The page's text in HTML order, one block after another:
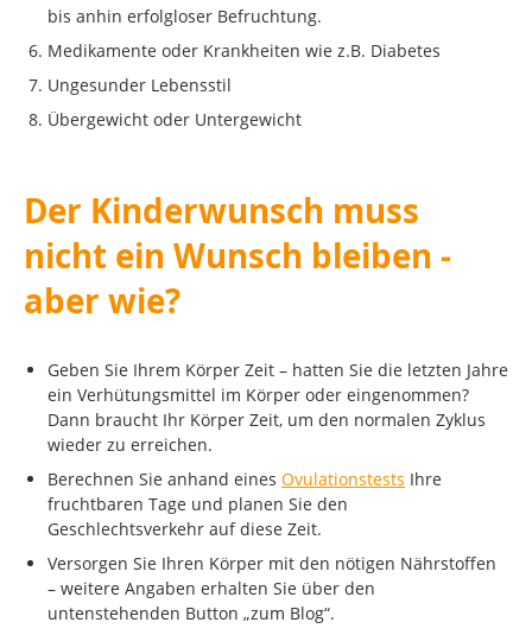
bis anhin erfolgloser Befruchtung.
Medikamente oder Krankheiten wie z.B. Diabetes
Ungesunder Lebensstil
Übergewicht oder Untergewicht
Der Kinderwunsch muss
nicht ein Wunsch bleiben -
aber wie?
Geben Sie Ihrem Körper Zeit – hatten Sie die letzten Jahre
ein Verhütungsmittel im Körper oder eingenommen?
Dann braucht Ihr Körper Zeit, um den normalen Zyklus
wieder zu erreichen.
Berechnen Sie anhand eines Ovulationstests Ihre
fruchtbaren Tage und planen Sie den
Geschlechtsverkehr auf diese Zeit.
Versorgen Sie Ihren Körper mit den nötigen Nährstoffen
– weitere Angaben erhalten Sie über den
untenstehenden Button „zum Blog“.